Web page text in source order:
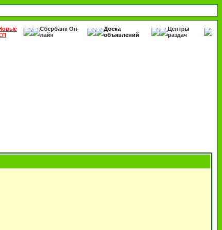
Сбербанк Он-
лайн
Доска
объявлений
Центры
раздач